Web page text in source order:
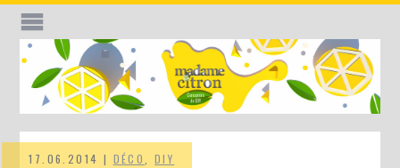
17.06.2014 | DÉCO ,DIY